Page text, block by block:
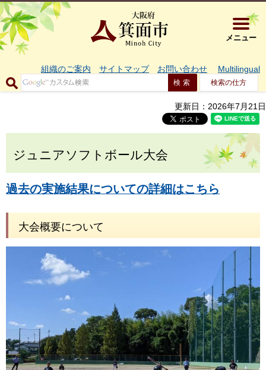
大阪府箕
メニュー
組織のご案内 サイトマップ お問い合わせ Multilingual
検索の仕方
更新日：2026年7月21日
ジュニアソフトボール大会
過去の実施結果についての詳細はこちら
大会概要について